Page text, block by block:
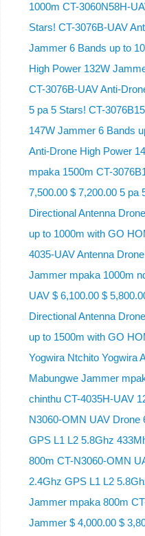
1000m CT-3060N58H-
Stars! CT-3076B-UAV
Jammer 6 Bands up to
High Power 132W
CT-3076B-UAV Anti-
5 pa 5 Stars! CT-
147W Jammer 6 Bands
Anti-Drone High Power
mpaka 1500m CT-
7,500.00 $ 7,200.00 5 pa
Directional Antenna
up to 1000m with GO
4035-UAV Antenna
Jammer mpaka 1000m
UAV $ 6,100.00 $
Directional Antenna
up to 1500m with GO
Yogwira Ntchito Yogwira
Mabungwe Jammer
chinthu CT-4035H-UAV
N3060-OMN UAV Drone
GPS L1 L2 5.8Ghz
800m CT-N3060-OMN
2.4Ghz GPS L1 L2
Jammer mpaka 800m
Jammer $ 4,000.00 $